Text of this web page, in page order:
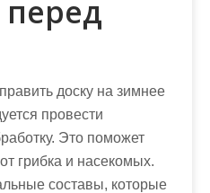
доску на зимнее
провести
Это поможет
грибка и насекомых.
составы, которые